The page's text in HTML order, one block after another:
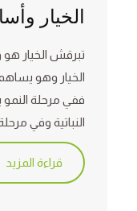
الخيار
تبرقش الخيار
الخيار وهو
ففي مرحلة
النباتية وفي
قراءة المزيد